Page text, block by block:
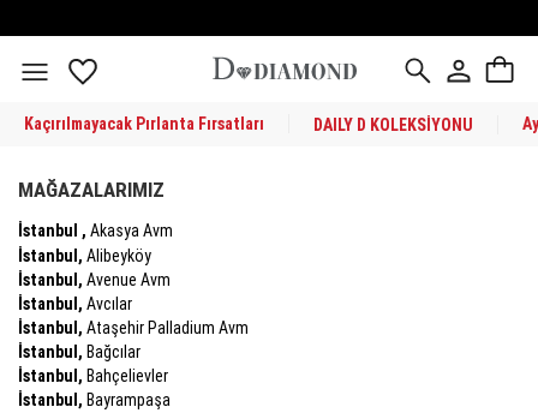
Kaçırılmayacak Pırlanta Fırsatları DAILY D KOLEKSİYONU
MAĞAZALARIMIZ
İstanbul , Akasya Avm
İstanbul, Alibeyköy
İstanbul, Avenue Avm
İstanbul, Avcılar
İstanbul, Ataşehir Palladium Avm
İstanbul, Bağcılar
İstanbul, Bahçelievler
İstanbul, Bayrampaşa